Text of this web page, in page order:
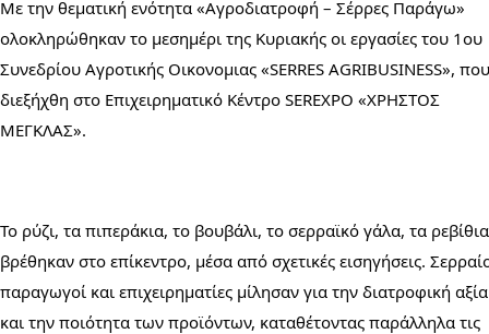
Με την θεματική ενότητα «Αγροδιατροφή – Σέρρες Παράγω»
ολοκληρώθηκαν το μεσημέρι της Κυριακής οι εργασίες του 1ου
Συνεδρίου Αγροτικής Οικονομιας «SERRES AGRIBUSINESS», που
διεξήχθη στο Επιχειρηματικό Κέντρο SEREXPO «ΧΡΗΣΤΟΣ
ΜΕΓΚΛΑΣ».
Το ρύζι, τα πιπεράκια, το βουβάλι, το σερραϊκό γάλα, τα
βρέθηκαν στο επίκεντρο, μέσα από σχετικές εισηγήσεις.
παραγωγοί και επιχειρηματίες μίλησαν για την διατροφική αξία
και την ποιότητα των προϊόντων, καταθέτοντας παράλληλα τις